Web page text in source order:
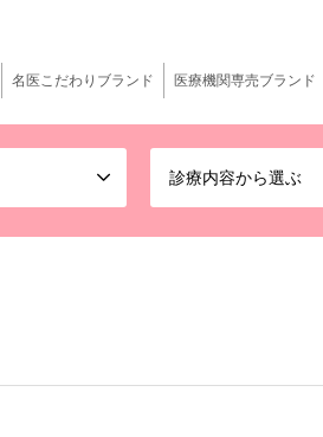
診療内容から選ぶ
名医こだわりブランド 医療機関専売ブランド